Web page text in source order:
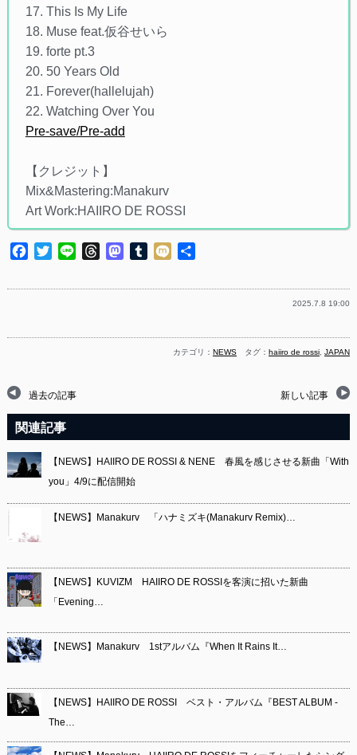
17. This Is My Life
18. Muse feat.仮谷せいら
19. forte pt.3
20. 50 Years Old
21. Forever(hallelujah)
22. Watching Over You
Pre-save/Pre-add
【クレジット】
Mix&Mastering:Manakurv
Art Work:HAIIRO DE ROSSI
Facebook
TwitterLine ThreadsMastodon
Tumblr
Mixi
2025.7.8 19:00
カテゴリ：NEWS タグ：haiiro de rossi ,JAPAN
過去の記事 新しい記事
関連記事
【NEWS】HAIIRO DE ROSSI & NENE 春風を感じさせる新曲「With
you」4/9に配信開始
【NEWS】Manakurv 「ハナミズキ(Manakurv Remix)…
【NEWS】KUVIZM HAIIRO DE ROSSIを客演に招いた新曲
「Evening…
【NEWS】Manakurv 1stアルバム『When It Rains It…
【NEWS】HAIIRO DE ROSSI ベスト・アルバム『BEST ALBUM -
The…